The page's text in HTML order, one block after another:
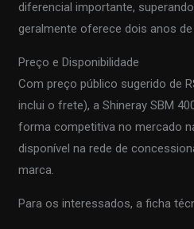
diferencial importante,
geralmente oferece dois anos
Preço e Disponibilidade
Com preço público sugerido de
inclui o frete), a Shineray SBM
forma competitiva no mercado
disponível na rede de
marca.
Para os interessados, a ficha